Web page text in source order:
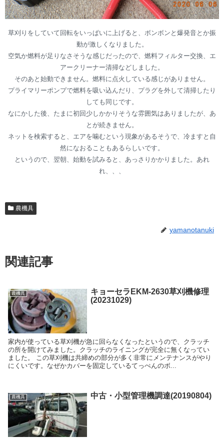
草刈りをしていて回転をいっぱいに上げると、ボンボンと爆発音とか振
動が激しくなりました。
空気か燃料が足りなさそうな感じだったので、燃料フィルター交換、エ
アークリーナー清掃などしました。
そのあと始動できません。燃料に点火している感じがありません。
プライマリーポンプで燃料を吸い込んだり、プラグを外して清掃したり
しても同じです。
なにかした後、たまに初回少しかかりそうな雰囲気はありましたが、あ
とが続きません。
ネットを検索すると、エアを噛むという現象があるそうで、冷ますと自
然になおることもあるらしいです。
というので、翌朝、始動を試みると、あっさりかかりました。あれ
れ、、、
農機具
yamanotanuki
関連記事
農機具
キョーセラEKM-2630草刈機修理
(20231029)
家内が使っている草刈機が急に回らなくなったというので、クラッチ
の所を開けてみました。クラッチのライニングが完全に無くなってい
ました。 この草刈機は共締めの部分が多く非常にメンテナンスがやり
にくいです。なぜかカバーを固定しているてっぺんのボ...
農機具 中古・小型管理機調達(20190804)